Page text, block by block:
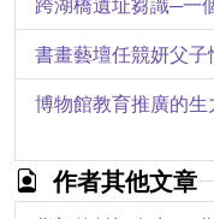
博物館教育推廣的
人命千金─院藏古代
故宮文物赴德展展
作者其他文章